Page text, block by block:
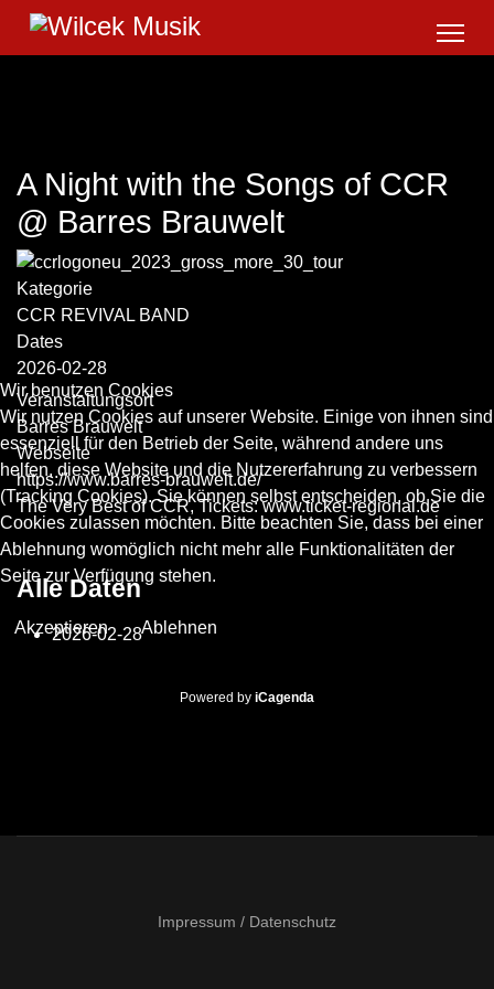
A Night with the Songs of CCR
@ Barres Brauwelt
Kategorie
CCR REVIVAL BAND
Dates
2026-02-28
Veranstaltungsort
Barres Brauwelt
Webseite
https://www.barres-brauwelt.de/
The Very Best of CCR, Tickets: www.ticket-regional.de
Alle Daten
2026-02-28
Powered by iCagenda
Impressum / Datenschutz
Wir benutzen Cookies
Wir nutzen Cookies auf unserer Website. Einige von ihnen sind
essenziell für den Betrieb der Seite, während andere uns
helfen, diese Website und die Nutzererfahrung zu verbessern
(Tracking Cookies). Sie können selbst entscheiden, ob Sie die
Cookies zulassen möchten. Bitte beachten Sie, dass bei einer
Ablehnung womöglich nicht mehr alle Funktionalitäten der
Seite zur Verfügung stehen.
Akzeptieren Ablehnen